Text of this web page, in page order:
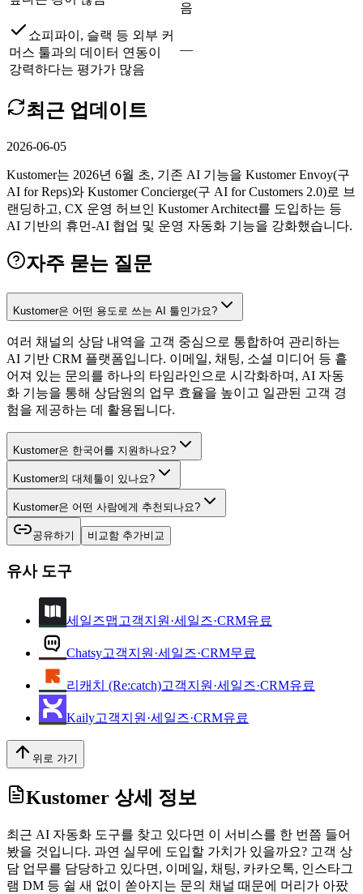
음
쇼피파이, 슬랙 등 외부 커
머스 툴과의 데이터 연동이
강력하다는 평가가 많음
—
최근 업데이트
2026-06-05
Kustomer는 2026년 6월 초, 기존 AI 기능을 Kustomer Envoy(구
AI for Reps)와 Kustomer Concierge(구 AI for Customers 2.0)로 브
랜딩하고, CX 운영 허브인 Kustomer Architect를 도입하는 등
AI 기반의 휴먼-AI 협업 및 운영 자동화 기능을 강화했습니다.
자주 묻는 질문
Kustomer은 어떤 용도로 쓰는 AI 툴인가요?
여러 채널의 상담 내역을 고객 중심으로 통합하여 관리하는
AI 기반 CRM 플랫폼입니다. 이메일, 채팅, 소셜 미디어 등 흩
어져 있는 문의를 하나의 타임라인으로 시각화하며, AI 자동
화 기능을 통해 상담원의 업무 효율을 높이고 일관된 고객 경
험을 제공하는 데 활용됩니다.
Kustomer은 한국어를 지원하나요?
Kustomer의 대체툴이 있나요?
Kustomer은 어떤 사람에게 추천되나요?
공유하기 비교함 추가비교
유사 도구
세일즈맵 고객지원·세일즈·CRM유료
Chatsy고객지원·세일즈·CRM무료
리캐치 (Re:catch)고객지원·세일즈·CRM유료
Kaily고객지원·세일즈·CRM유료
위로 가기
Kustomer 상세 정보
최근 AI 자동화 도구를 찾고 있다면 이 서비스를 한 번쯤 들어
봤을 것입니다. 과연 실무에 도입할 가치가 있을까요? 고객 상
담 업무를 담당하고 있다면, 이메일, 채팅, 카카오톡, 인스타그
램 DM 등 쉴 새 없이 쏟아지는 문의 채널 때문에 머리가 아팠